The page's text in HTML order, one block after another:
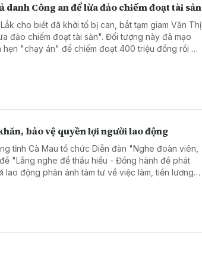
Công an để lừa đảo chiếm đoạt tài sản
cho biết đã khởi tố bị can, bắt tạm giam Văn Thị
đảo chiếm đoạt tài sản". Đối tượng này đã mạo
"chạy án" để chiếm đoạt 400 triệu đồng rồi bỏ
bảo vệ quyền lợi người lao động
tỉnh Cà Mau tổ chức Diễn đàn "Nghe đoàn viên,
"Lắng nghe để thấu hiểu - Đồng hành để phát
lao động phản ánh tâm tư về việc làm, tiền lương